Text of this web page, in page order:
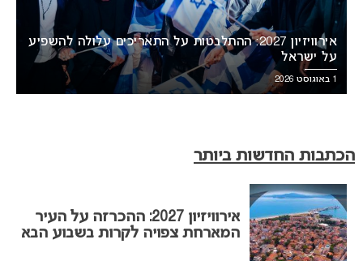
אירוויזיון 2027: ההתלבטות על התאריכים עלולה להשפיע
על ישראל
1 באוגוסט 2026
הכתבות החדשות ביותר
אירוויזיון 2027: ההכרזה על העיר
המארחת צפויה לקרות בשבוע הבא